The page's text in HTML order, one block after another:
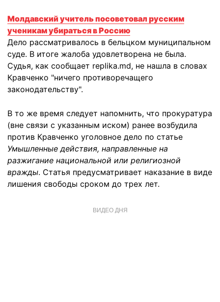
Молдавский учитель посоветовал русским
ученикам убираться в Россию
Дело рассматривалось в бельцком муниципальном
суде. В итоге жалоба удовлетворена не была.
Судья, как сообщает replika.md, не нашла в словах
Кравченко "ничего противоречащего
законодательству".
В то же время следует напомнить, что прокуратура
(вне связи с указанным иском) ранее возбудила
против Кравченко уголовное дело по статье
Умышленные действия, направленные на
разжигание национальной или религиозной
вражды. Статья предусматривает наказание в виде
лишения свободы сроком до трех лет.
ВИДЕО ДНЯ